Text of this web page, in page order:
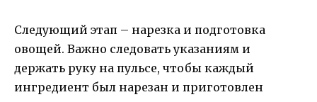
Следующий этап – нарезка и подготовка
овощей. Важно следовать указаниям и
держать руку на пульсе, чтобы каждый
ингредиент был нарезан и приготовлен